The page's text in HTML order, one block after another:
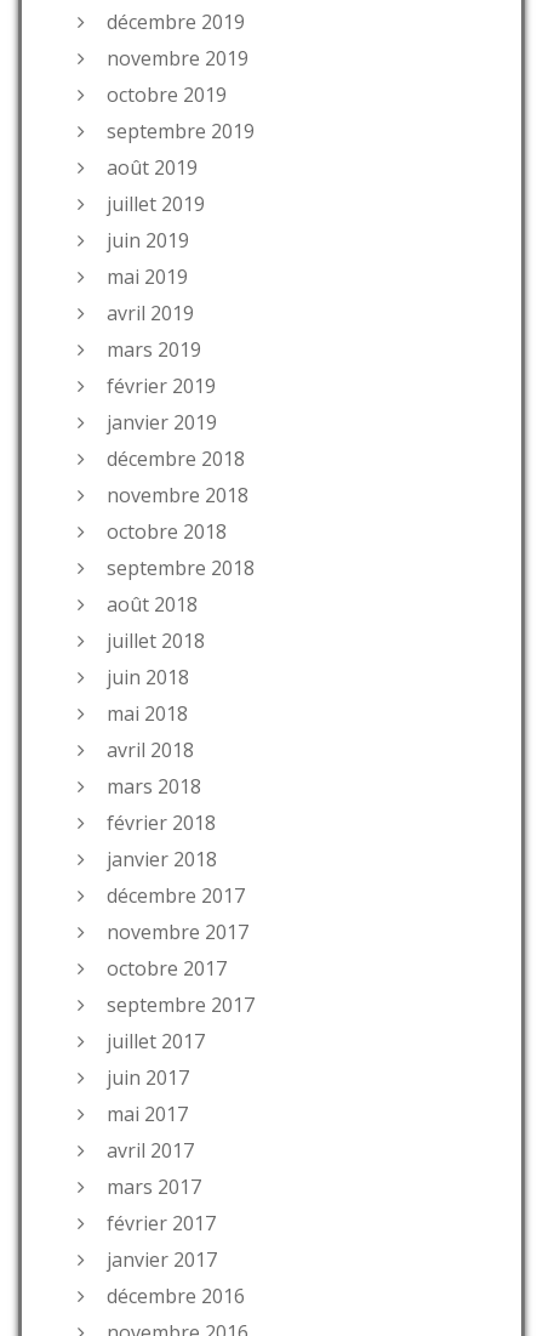
décembre 2019
novembre 2019
octobre 2019
septembre 2019
août 2019
juillet 2019
juin 2019
mai 2019
avril 2019
mars 2019
février 2019
janvier 2019
décembre 2018
novembre 2018
octobre 2018
septembre 2018
août 2018
juillet 2018
juin 2018
mai 2018
avril 2018
mars 2018
février 2018
janvier 2018
décembre 2017
novembre 2017
octobre 2017
septembre 2017
juillet 2017
juin 2017
mai 2017
avril 2017
mars 2017
février 2017
janvier 2017
décembre 2016